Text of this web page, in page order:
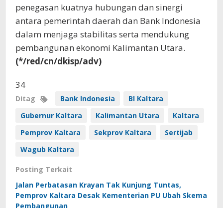
penegasan kuatnya hubungan dan sinergi
antara pemerintah daerah dan Bank Indonesia
dalam menjaga stabilitas serta mendukung
pembangunan ekonomi Kalimantan Utara.
(*/red/cn/dkisp/adv)
34
Ditag Bank Indonesia
BI Kaltara
Gubernur Kaltara
Kalimantan Utara
Kaltara
Pemprov Kaltara
Sekprov Kaltara
Sertijab
Wagub Kaltara
Posting Terkait
Jalan Perbatasan Krayan Tak Kunjung Tuntas,
Pemprov Kaltara Desak Kementerian PU Ubah Skema
Pembangunan